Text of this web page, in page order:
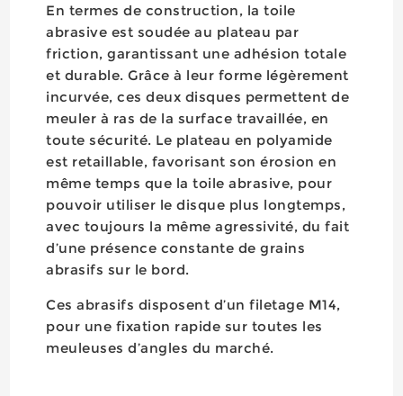
En termes de construction, la toile
abrasive est soudée au plateau par
friction, garantissant une adhésion totale
et durable. Grâce à leur forme légèrement
incurvée, ces deux disques permettent de
meuler à ras de la surface travaillée, en
toute sécurité. Le plateau en polyamide
est retaillable, favorisant son érosion en
même temps que la toile abrasive, pour
pouvoir utiliser le disque plus longtemps,
avec toujours la même agressivité, du fait
d’une présence constante de grains
abrasifs sur le bord.
Ces abrasifs disposent d’un filetage M14,
pour une fixation rapide sur toutes les
meuleuses d’angles du marché.